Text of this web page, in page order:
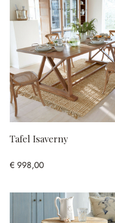
Tafel Isaverny
€ 998,00